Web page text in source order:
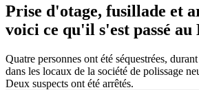
Prise d'otage, fusillade et
voici ce qu'il s'est passé au
Quatre personnes ont été séquestrées,
dans les locaux de la société de polissage
Deux suspects ont été arrêtés.